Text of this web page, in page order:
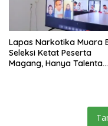
Lapas Narkotika Muara
Seleksi Ketat Peserta
Magang, Hanya Talenta